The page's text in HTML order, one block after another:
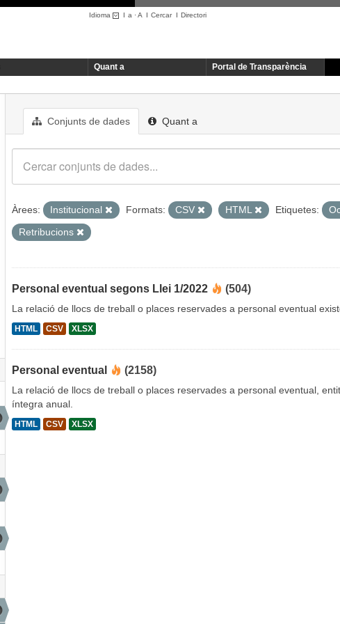
Idioma I a ·A I CercarI Directori
Quant a Portal de Transparència
Conjunts de dades Quant a
Àrees: Institucional Formats: CSV HTML Etiquetes:
Retribucions
Personal eventual segons Llei 1/2022 (504)
La relació de llocs de treball o places reservades a personal eventual
HTML CSV XLSX
Personal eventual (2158)
La relació de llocs de treball o places reservades a personal eventual,
íntegra anual.
HTML CSV XLSX